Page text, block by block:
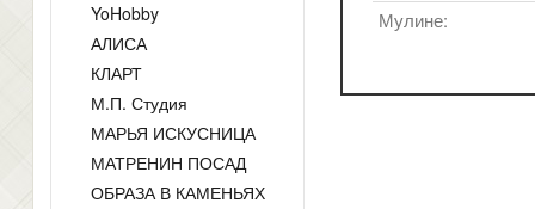
YoHobby
АЛИСА
КЛАРТ
М.П. Студия
МАРЬЯ ИСКУСНИЦА
МАТРЕНИН ПОСАД
ОБРАЗА В КАМЕНЬЯХ
Мулине: